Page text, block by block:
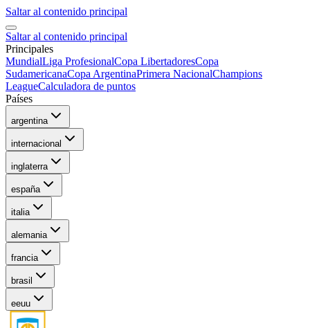
Saltar al contenido principal
Saltar al contenido principal
Principales
MundialLiga ProfesionalCopa LibertadoresCopa
SudamericanaCopa ArgentinaPrimera NacionalChampions
LeagueCalculadora de puntos
Países
argentina
internacional
inglaterra
españa
italia
alemania
francia
brasil
eeuu